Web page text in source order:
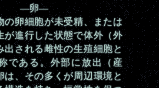
—卵—
の卵細胞が未受精、または
が進行した状態で体外（外
出される雌性の生殖細胞と
である。外部に放出（産
は、その多くが周辺環境と